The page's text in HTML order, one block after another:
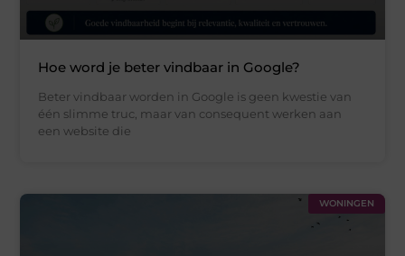
Hoe word je beter vindbaar in Google?
Beter vindbaar worden in Google is geen kwestie van
één slimme truc, maar van consequent werken aan
een website die
WONINGEN